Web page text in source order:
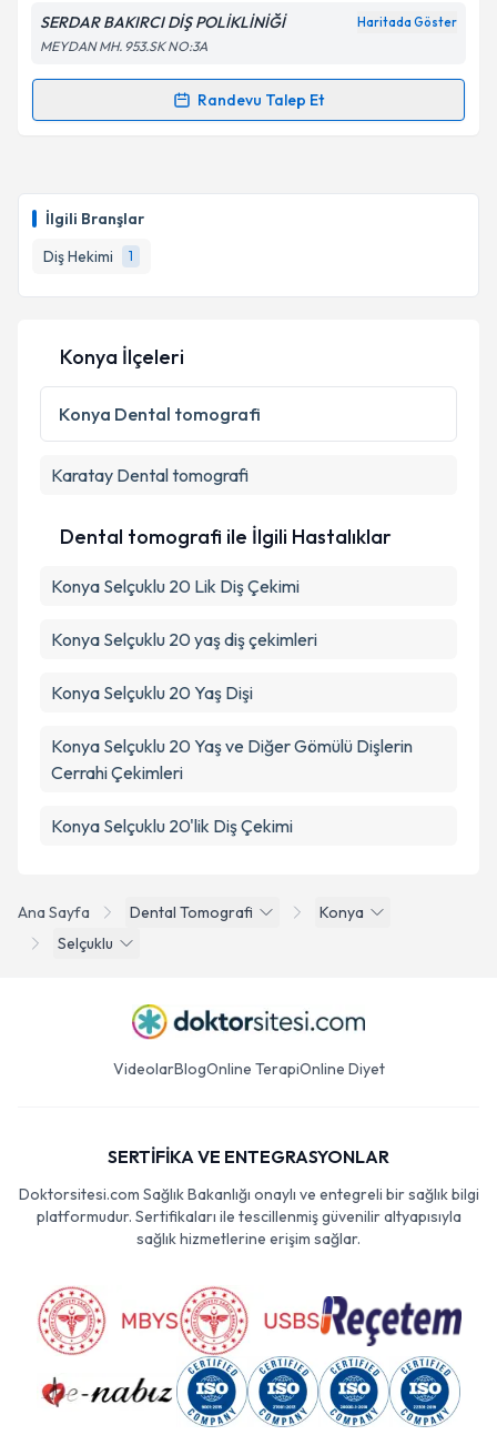
İlgili Branşlar
Diş Hekimi
1
SERDAR BAKIRCI DİŞ POLİKLİNİĞİ Haritada Göster
MEYDAN MH. 953.SK NO:3A
Randevu Talep Et
Randevu Takvimi Talebi
takvim hazırlandığında e-posta ile bilgilendireceğiz.
E-posta Adresiniz
Kişisel verilerimin işlenmesine ilişkinAydınlatma
Metni
'ni okudum ve kişisel verilerimin belirtilen
kapsamda işlenmesini kabul ediyorum.
Ana Sayfa Dental Tomografi
Konya
Selçuklu
Konya İlçeleri
Konya Dental tomografi
Karatay Dental tomografi
Dental tomografi ile İlgili Hastalıklar
Konya Selçuklu 20 Lik Diş Çekimi
Konya Selçuklu 20 yaş diş çekimleri
Konya Selçuklu 20 Yaş Dişi
Konya Selçuklu 20 Yaş ve Diğer Gömülü Dişlerin
Cerrahi Çekimleri
Konya Selçuklu 20'lik Diş Çekimi
VideolarBlogOnline TerapiOnline Diyet
SERTİFİKA VE ENTEGRASYONLAR
Doktorsitesi.com Sağlık Bakanlığı onaylı ve entegreli bir sağlık bilgi
platformudur. Sertifikaları ile tescillenmiş güvenilir altyapısıyla
sağlık hizmetlerine erişim sağlar.